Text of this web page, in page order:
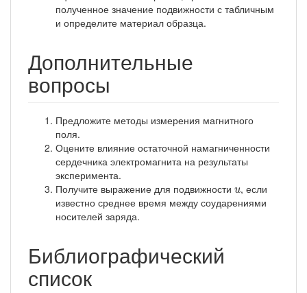
полученное значение подвижности с табличным
и определите материал образца.
Дополнительные
вопросы
Предложите методы измерения магнитного
поля.
Оцените влияние остаточной намагниченности
сердечника электромагнита на результаты
эксперимента.
Получите выражение для подвижности u
u, если
известно среднее время между соударениями
носителей заряда.
Библиографический
список